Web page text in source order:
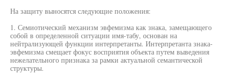
На защиту выносятся следующие положения:
1. Семиотический механизм эвфемизма как знака, замещающего
собой в определенной ситуации имя-табу, основан на
нейтрализующей функции интерпретанты. Интерпретанта знака-
эвфемизма смещает фокус восприятия объекта путем выведения
нежелательного признака за рамки актуальной семантической
структуры.